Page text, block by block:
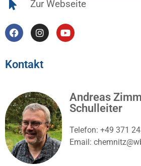
Zur Webseite
Kontakt
Andreas
Schulleiter
Telefon: +49 371
Email: